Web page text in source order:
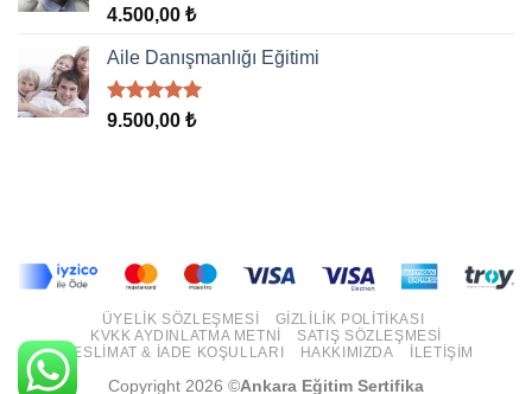
5 üzerinden
aldı
4.500,00 ₺
Aile Danışmanlığı Eğitimi
5 üzerinden
9.500,00 ₺
ÜYELIK SÖZLEŞMESI
GIZLILIK POLITIKASI
KVKK AYDINLATMA METNI
SATIŞ SÖZLEŞMESI
TESLIMAT & İADE KOŞULLARI
HAKKIMIZDA İLETIŞIM
Copyright 2026 ©Ankara Eğitim Sertifika